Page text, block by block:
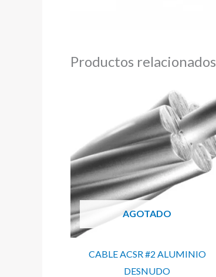
Productos relacionados
AGOTADO
CABLE ACSR #2 ALUMINIO
DESNUDO